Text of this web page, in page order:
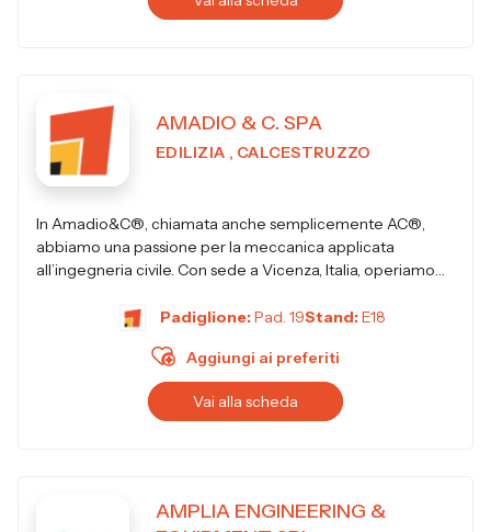
AMADIO & C. SPA
EDILIZIA , CALCESTRUZZO
In Amadio&C®, chiamata anche semplicemente AC®,
abbiamo una passione per la meccanica applicata
all’ingegneria civile. Con sede a Vicenza, Italia, operiamo
Padiglione:Pad. 19Stand:E18
Aggiungi ai preferiti
Vai alla scheda
AMPLIA ENGINEERING &